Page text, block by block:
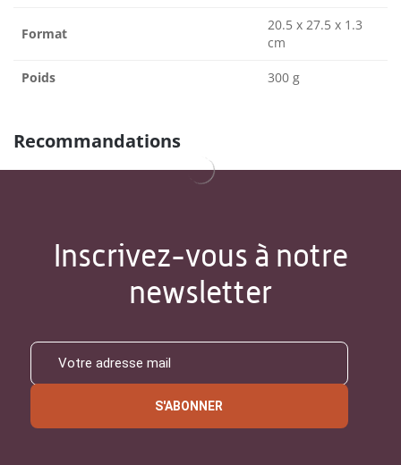
Format
20.5 x 27.5 x 1.3
cm
Poids 300 g
Recommandations
Inscrivez-vous à notre
newsletter
S'ABONNER